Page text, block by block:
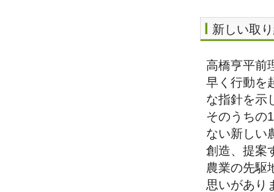
新しい取
高橋亨平前
早く行動を
な指針を示
そのうちの
ない新しい
創造、提案
農業の先駆
思いがあり